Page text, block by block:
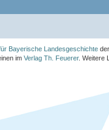
Bayerische Landesgeschichte
im Verlag Th. Feuerer. Weitere